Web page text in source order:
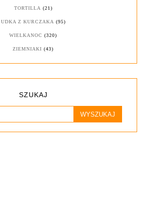
TORTILLA (21)
UDKA Z KURCZAKA (95)
WIELKANOC (320)
ZIEMNIAKI (43)
SZUKAJ